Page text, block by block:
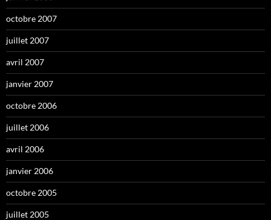
octobre 2007
juillet 2007
avril 2007
janvier 2007
octobre 2006
juillet 2006
avril 2006
janvier 2006
octobre 2005
juillet 2005